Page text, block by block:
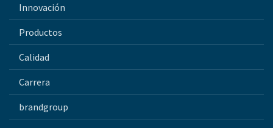
Innovación
Productos
Calidad
Carrera
brandgroup